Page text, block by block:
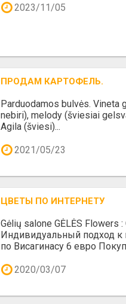
2023/11/05
ПРОДАМ КАРТОФЕЛЬ.
Parduodamos bulvės. Vineta
nebiri), melody (šviesiai
Agila (šviesi)...
2021/05/23
ЦВЕТЫ ПО ИНТЕРНЕТУ
Gėlių salone GĖLĖS
Индивидуальный подход к
по Висагинасу 6 евро
2020/03/07